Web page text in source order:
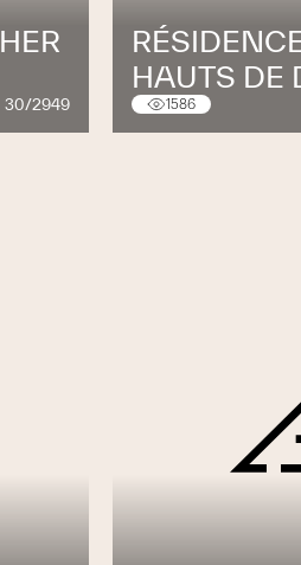
30/2949
HAUTS DE
1586